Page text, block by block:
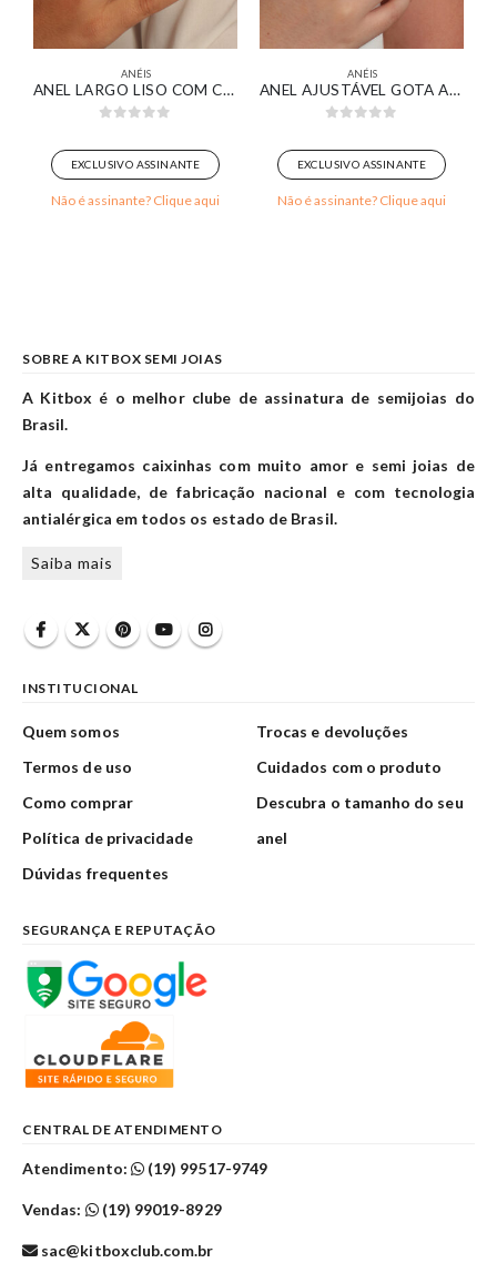
ANÉIS
ANEL LARGO LISO COM CORAÇÃO CRAVEJADO BANHADO EM OURO BRANCO
EXCLUSIVO ASSINANTE
Não é assinante? Clique aqui
ANÉIS
ANEL AJUSTÁVEL GOTA ASSIMÉTRICA BANHADO EM OURO BRANCO
EXCLUSIVO ASSINANTE
Não é assinante? Clique aqui
SOBRE A KITBOX SEMI JOIAS
A Kitbox é o melhor clube de assinatura de semijoias do
Brasil.
Já entregamos caixinhas com muito amor e semi joias de
alta qualidade, de fabricação nacional e com tecnologia
antialérgica em todos os estado de Brasil.
Saiba mais
INSTITUCIONAL
Quem somos
Termos de uso
Como comprar
Política de privacidade
Dúvidas frequentes
Trocas e devoluções
Cuidados com o produto
Descubra o tamanho do seu
anel
SEGURANÇA E REPUTAÇÃO
CENTRAL DE ATENDIMENTO
Atendimento: (19) 99517-9749
Vendas: (19) 99019-8929
sac@kitboxclub.com.br